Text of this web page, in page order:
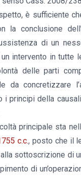
è sufficiente
la conclusione
di un
intervento in tutte
delle parti
concretizzare
i principi della
principale sta
c.c., posto che il
sottoscrizione di
di